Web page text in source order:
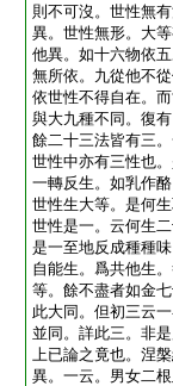
則不可沒。世性無
異。世性無形。大
他異。如十六物依
無所依。九從他不
依世性不得自在。
與大九種不同。復
餘二十三法皆有三
世性中亦有三性也
一轉反生。如乳作
世性生大等。是何
世性是一。云何生
是一至地反成種種
自能生。爲共他生
等。餘不盡者如金
此大同。但初三云
並同。詳此三。非
上已論之竟也。涅
異。一云。男女二